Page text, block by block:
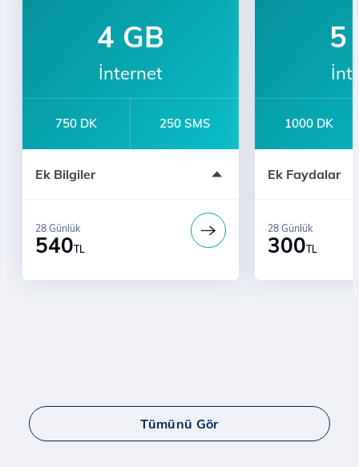
4 GB
İnternet
750 DK 250 SMS
Ek Bilgiler
Bi' Dünya Fırsat
540TL
28 Günlük
5
1000 DK
Ek Faydalar
Bi' Dünya Fırsat
Ücretsiz Dijital
300TL
28 Günlük
Tümünü Gör